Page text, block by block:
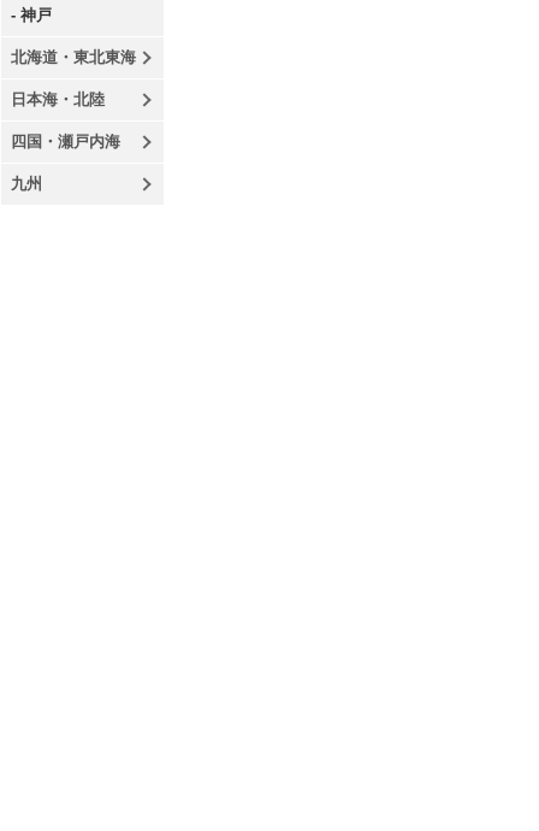
- 神戸
北海道・東北東海
日本海・北陸
四国・瀬戸内海
九州